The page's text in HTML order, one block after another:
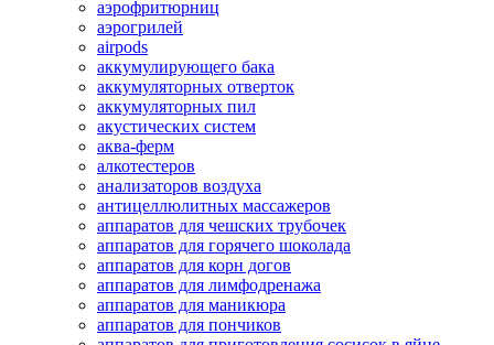
аэрофритюрниц
аэрогрилей
airpods
аккумулирующего бака
аккумуляторных отверток
аккумуляторных пил
акустических систем
аква-ферм
алкотестеров
анализаторов воздуха
антицеллюлитных массажеров
аппаратов для чешских трубочек
аппаратов для горячего шоколада
аппаратов для корн догов
аппаратов для лимфодренажа
аппаратов для маникюра
аппаратов для пончиков